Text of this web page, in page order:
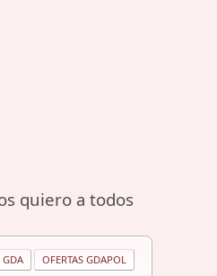
quiero a todos
GDA OFERTAS GDAPOL